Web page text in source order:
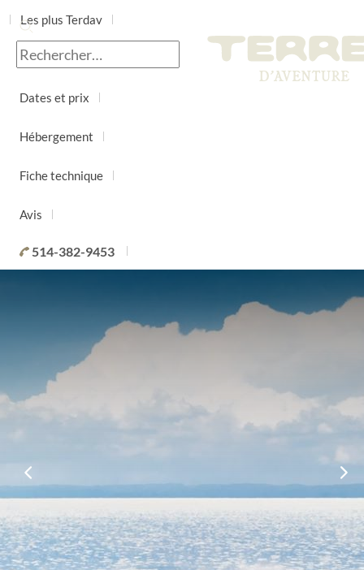
Les plus Terdav
Jour par jour
Dates et prix
Hébergement
Fiche technique
Avis
514-382-9453